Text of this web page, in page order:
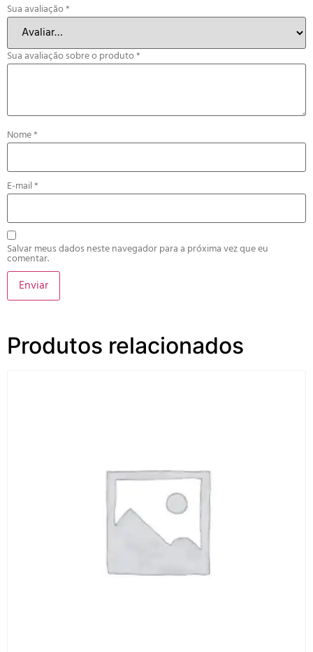
Sua avaliação*
Sua avaliação sobre o produto*
Nome*
E-mail*
Salvar meus dados neste navegador para a próxima vez que eu
comentar.
Produtos relacionados